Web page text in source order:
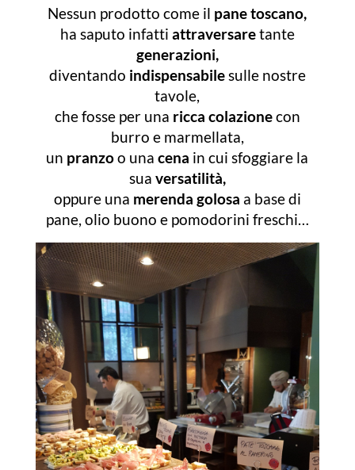
Nessun prodotto come il pane toscano,
ha saputo infatti attraversaretante
generazioni,
diventando indispensabilesulle nostre
tavole,
che fosse per una ricca colazionecon
burro e marmellata,
un pranzoo unacena in cui sfoggiare la
sua versatilità,
oppure una merenda golosa a base di
pane, olio buono e pomodorini freschi…